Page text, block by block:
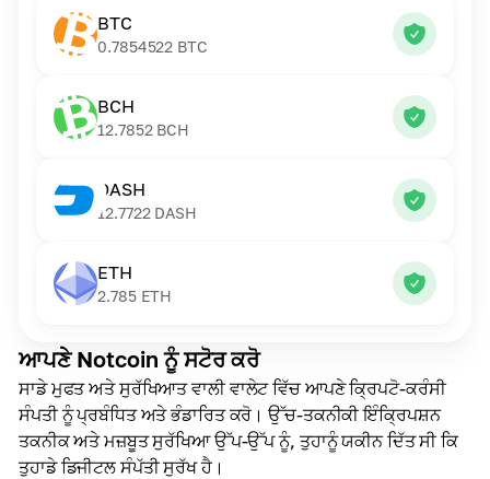
ਆਪਣੇ Notcoin ਨੂੰ ਸਟੋਰ ਕਰੋ
ਸਾਡੇ ਮੁਫਤ ਅਤੇ ਸੁਰੱਖਿਆਤ ਵਾਲੀ ਵਾਲੇਟ ਵਿੱਚ ਆਪਣੇ ਕ੍ਰਿਪਟੋ-ਕਰੰਸੀ
ਸੰਪਤੀ ਨੂੰ ਪ੍ਰਬੰਧਿਤ ਅਤੇ ਭੰਡਾਰਿਤ ਕਰੋ। ਉੱਚ-ਤਕਨੀਕੀ ਇੰਕ੍ਰਿਪਸ਼ਨ
ਤਕਨੀਕ ਅਤੇ ਮਜ਼ਬੂਤ ਸੁਰੱਖਿਆ ਉੱਪ-ਉੱਪ ਨੂੰ, ਤੁਹਾਨੂੰ ਯਕੀਨ ਦਿੱਤ ਸੀ ਕਿ
ਤੁਹਾਡੇ ਡਿਜੀਟਲ ਸੰਪੱਤੀ ਸੁਰੱਖ ਹੈ।
BTC
0.7854522 BTC
BCH
12.7852 BCH
DASH
12.7722 DASH
ETH
2.785 ETH